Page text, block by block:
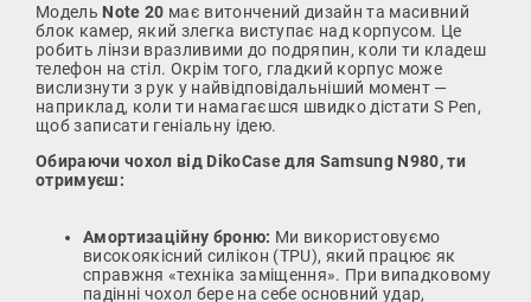
Модель Note 20 має витончений дизайн та масивний
блок камер, який злегка виступає над корпусом. Це
робить лінзи вразливими до подряпин, коли ти кладеш
телефон на стіл. Окрім того, гладкий корпус може
вислизнути з рук у найвідповідальніший момент —
наприклад, коли ти намагаєшся швидко дістати S Pen,
щоб записати геніальну ідею.
Обираючи чохол від DikoCase для Samsung N980, ти
отримуєш:
Амортизаційну броню: Ми використовуємо
високоякісний силікон (TPU), який працює як
справжня «техніка заміщення». При випадковому
падінні чохол бере на себе основний удар,